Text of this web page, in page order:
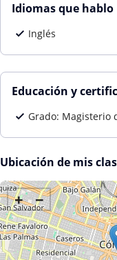
Idiomas que hablo
Inglés
Educación y
Grado: Magisterio
Ubicación de mis
+ −